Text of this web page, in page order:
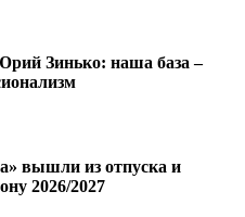
Зинько: наша база –
вышли из отпуска и
2026/2027